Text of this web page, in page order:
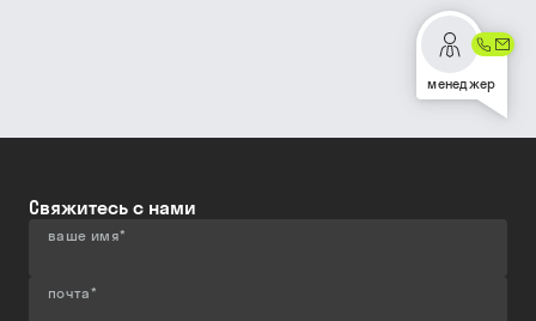
менеджер
Свяжитесь с нами
ваше имя*
почта*